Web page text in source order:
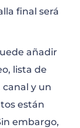
final será
añadir
lista de
y un
están
embargo,